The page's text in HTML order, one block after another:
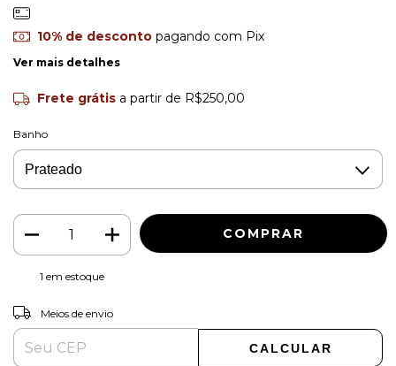
10% de descontopagando com Pix
Ver mais detalhes
Frete grátis a partir de R$250,00
Banho
1 em estoque
Entregas para o CEP:
Meios de envio
CALCULAR